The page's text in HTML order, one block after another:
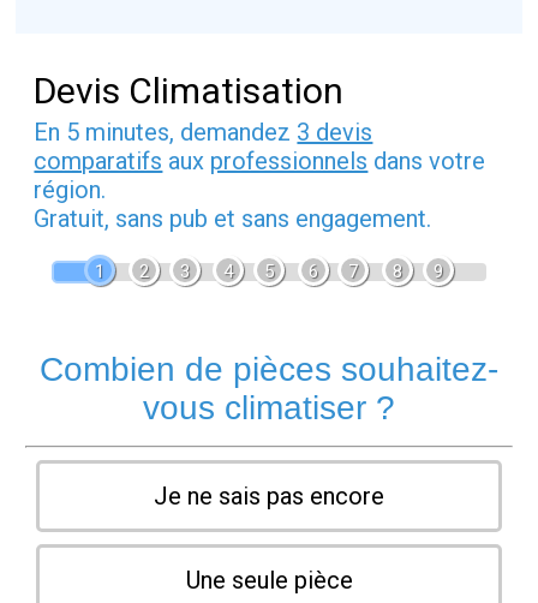
Devis Climatisation
En 5 minutes, demandez 3 devis
comparatifs aux professionnels dans votre
région.
Gratuit, sans pub et sans engagement.
1 2 3 4 5 6 7 8 9
Combien de pièces souhaitez-
vous climatiser ?
Je ne sais pas encore
Une seule pièce